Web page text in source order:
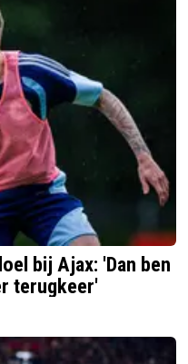
bij Ajax: 'Dan ben
terugkeer'